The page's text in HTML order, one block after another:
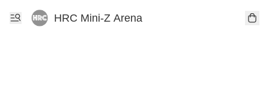
HRC Mini-Z Arena